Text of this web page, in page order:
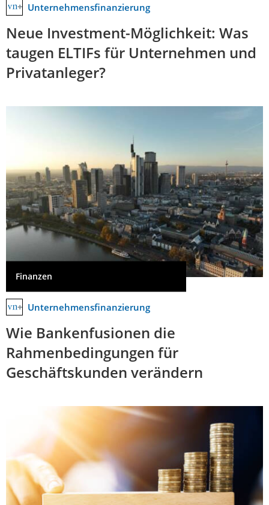
Unternehmensfinanzierung
Neue Investment-Möglichkeit: Was
taugen ELTIFs für Unternehmen und
Privatanleger?
Finanzen
Unternehmensfinanzierung
Wie Bankenfusionen die
Rahmenbedingungen für
Geschäftskunden verändern